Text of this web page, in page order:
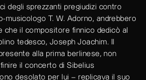
degli sprezzanti pregiudizi contro
musicologo T. W. Adorno, andrebbero
che il compositore finnico dedicò al
tedesco, Joseph Joachim. Il
alla prima berlinese, non
il concerto di Sibelius
desolato per lui – replicava il suo